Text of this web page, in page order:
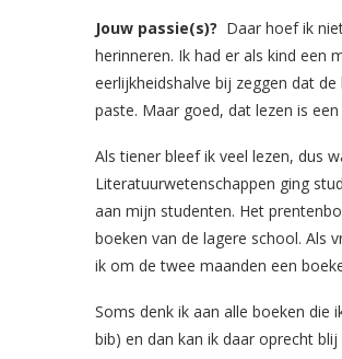
Jouw passie(s)? Daar hoef ik
herinneren. Ik had er als kind een
eerlijkheidshalve bij zeggen dat
paste. Maar goed, dat lezen is
Als tiener bleef ik veel lezen, dus
Literatuurwetenschappen ging
aan mijn studenten. Het
boeken van de lagere school. Als
ik om de twee maanden een
Soms denk ik aan alle boeken die
bib) en dan kan ik daar oprecht